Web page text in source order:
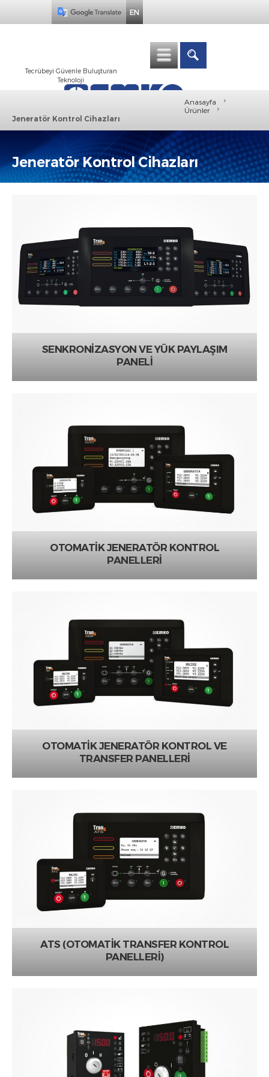
EN
Tecrübeyi Güvenle Buluşturan
Teknoloji
Anasayfa ›
Ürünler
›
Jeneratör Kontrol Cihazları
Jeneratör Kontrol Cihazları
SENKRONİZASYON VE YÜK PAYLAŞIM
PANELİ
OTOMATİK JENERATÖR KONTROL
PANELLERİ
OTOMATİK JENERATÖR KONTROL VE
TRANSFER PANELLERİ
ATS (OTOMATİK TRANSFER KONTROL
PANELLERİ)